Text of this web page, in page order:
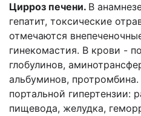
Цирроз печени. В
гепатит, токсические
отмечаются
гинекомастия. В крови -
глобулинов,
альбуминов,
портальной гипертензии:
пищевода, желудка,